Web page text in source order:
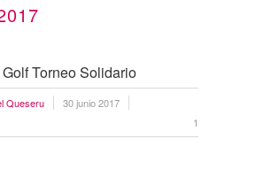
Torneo Solidario
Queseru
30 junio 2017
1